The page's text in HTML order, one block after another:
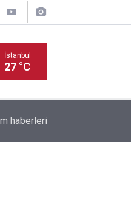
İstanbul
27 °C
Günü KAFUM’da Sahne
haberleri